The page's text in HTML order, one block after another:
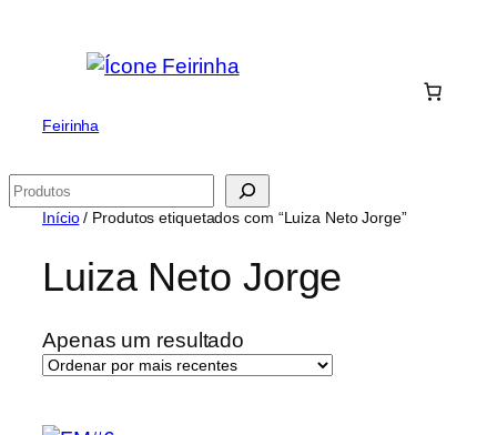
Feirinha
Pesquisar
Início/ Produtos etiquetados com “Luiza Neto Jorge”
Luiza Neto Jorge
Apenas um resultado